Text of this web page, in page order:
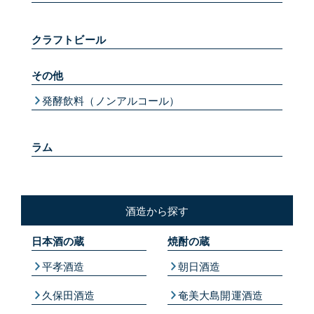
クラフトビール
その他
発酵飲料（ノンアルコール）
ラム
酒造から探す
日本酒の蔵
平孝酒造
久保田酒造
焼酎の蔵
朝日酒造
奄美大島開運酒造